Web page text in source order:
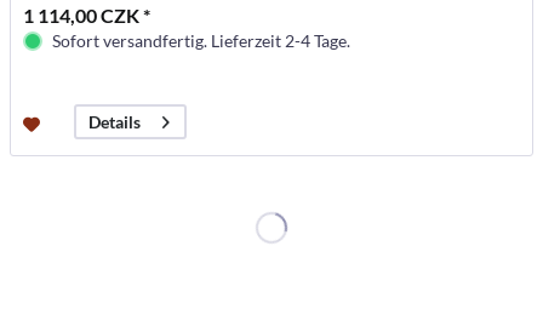
1 114,00 CZK *
Sofort versandfertig. Lieferzeit 2-4 Tage.
Details